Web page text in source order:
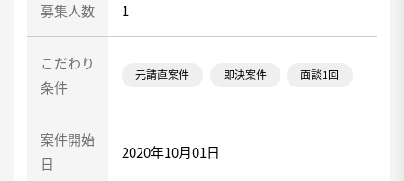
募集人数 1
こだわり
条件
元請直案件 即決案件 面談1回
案件開始
日
2020年10月01日